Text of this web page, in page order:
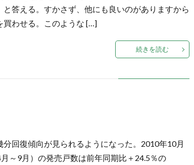
答える。すかさず、他にも良いのがありますから
買わせる。このような […]
続きを読む
回復傾向が見られるようになった。2010年10月
～9月）の発売戸数は前年同期比＋24.5％の